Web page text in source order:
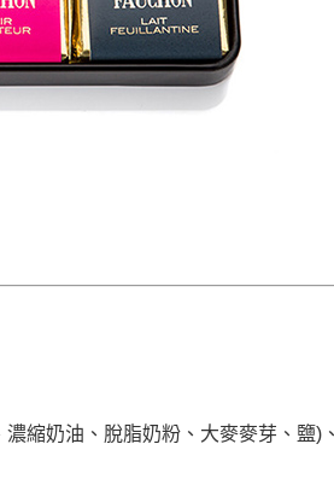
縮奶油、脫脂奶粉、大麥麥芽、鹽)